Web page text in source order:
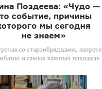
Поздеева: «Чудо —
событие, причины
мы сегодня
не знаем»
со старообрядцами, запрете
и самых важных находках